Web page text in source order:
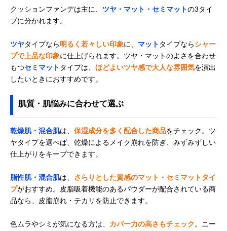
クッションファンデは主に、 ツヤ・マット・セミマットの3タイ
プに分かれます。
ツヤタイプなら明るく若々しい印象に、 マット タイプならシャー
プで上品な印象に仕上げられます。ツヤ・マットのよさを合わせ
もつセミマット タイプは、 ほどよいツヤ感で大人な雰囲気を演出
したいときにおすすめです。
肌質・肌悩みに合わせて選ぶ
乾燥肌・混合肌は、 保湿成分を多く配合した商品をチェック。ツ
ヤタイプを選べば、乾燥によるメイク崩れを防ぎ、みずみずしい
仕上がりをキープできます。
脂性肌・混合肌は、 さらりとした質感のマット・セミマットタイ
プがおすすめ。皮脂吸着機能のあるパウダーが配合されている商
品なら、皮脂崩れ・テカリを防止できます。
色ムラやシミが気になる方は、 カバー力の高さもチェック。ニー